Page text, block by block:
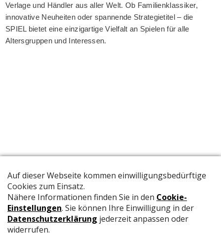
Verlage und Händler aus aller Welt. Ob Familienklassiker,
innovative Neuheiten oder spannende Strategietitel – die
SPIEL bietet eine einzigartige Vielfalt an Spielen für alle
Altersgruppen und Interessen.
Die offizielle Publikation der Schweizer Papeterien informiert